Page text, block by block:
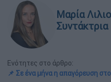
Μαρία
Συντάκτρια
Ενότητες στο άρθρο:
📌 Σε ένα μήνα η απαγόρευση